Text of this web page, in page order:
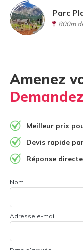
Parc
800m
Amenez
Meilleur prix
Devis rapide
Réponse
Nom
Adresse e-mail